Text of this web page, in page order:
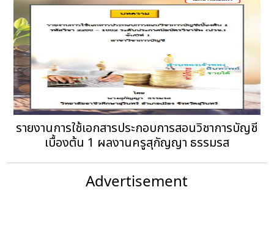
รายงานการใช้เอกสารประกอบการสอนวิชาการบัญชี
เบื้องต้น 1 ผลงานครูสุกัญญา ธรรมรส
Advertisement